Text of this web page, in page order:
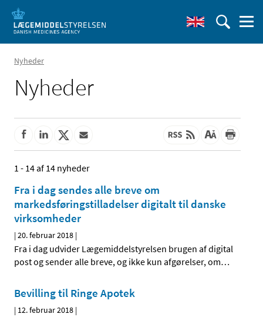
Nyheder
Nyheder
1 - 14 af 14 nyheder
Fra i dag sendes alle breve om
markedsføringstilladelser digitalt til danske
virksomheder
|20. februar 2018 |
Fra i dag udvider Lægemiddelstyrelsen brugen af digital
post og sender alle breve, og ikke kun afgørelser, om…
Bevilling til Ringe Apotek
| 12. februar 2018 |